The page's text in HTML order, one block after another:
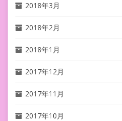
2018年3月
2018年2月
2018年1月
2017年12月
2017年11月
2017年10月